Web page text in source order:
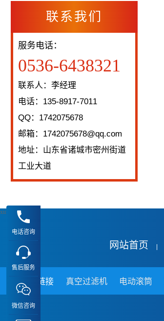
联系我们
服务电话：
0536-6438321
联系人：李经理
电话：135-8917-7011
QQ：1742075678
邮箱：1742075678@qq.com
地址：山东省诸城市密州街道
工业大道
电话咨询
售后服务
微信咨询
xuz
网站首页
友情链接 真空过滤机 电动滚筒